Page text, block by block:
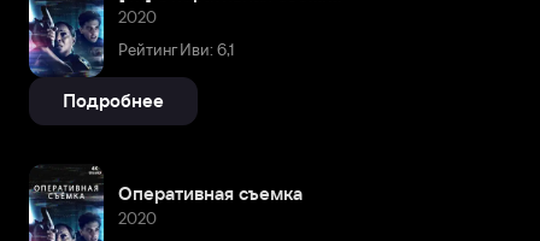
2020
Рейтинг Иви: 6,1
Подробнее
Оперативная съемка
2020